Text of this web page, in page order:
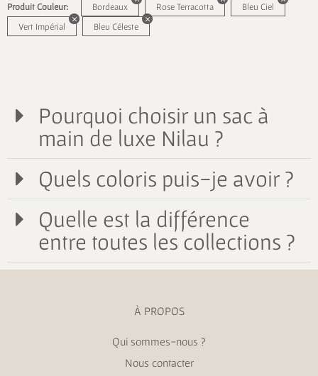
Produit Couleur: Bordeaux Rose Terracotta
Bleu Ciel
Vert Impérial
Bleu Céleste
Pourquoi choisir un sac à
main de luxe Nilau ?
Quels coloris puis-je avoir ?
Quelle est la différence
entre toutes les collections ?
À PROPOS
Qui sommes-nous ?
Nous contacter